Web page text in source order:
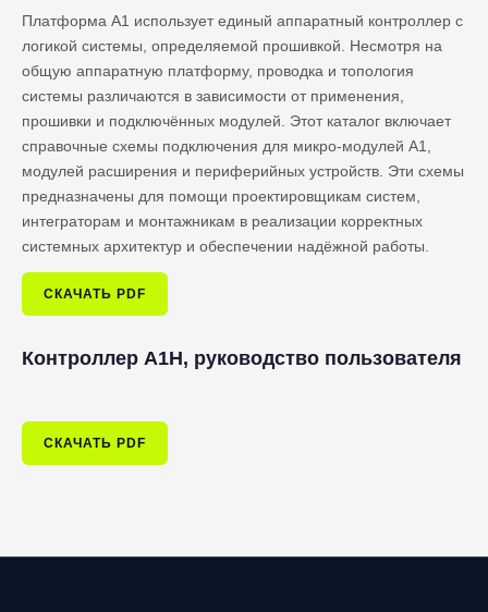
Платформа A1 использует единый аппаратный контроллер с
логикой системы, определяемой прошивкой. Несмотря на
общую аппаратную платформу, проводка и топология
системы различаются в зависимости от применения,
прошивки и подключённых модулей. Этот каталог включает
справочные схемы подключения для микро-модулей A1,
модулей расширения и периферийных устройств. Эти схемы
предназначены для помощи проектировщикам систем,
интеграторам и монтажникам в реализации корректных
системных архитектур и обеспечении надёжной работы.
СКАЧАТЬ PDF
Контроллер A1H, руководство пользователя
СКАЧАТЬ PDF